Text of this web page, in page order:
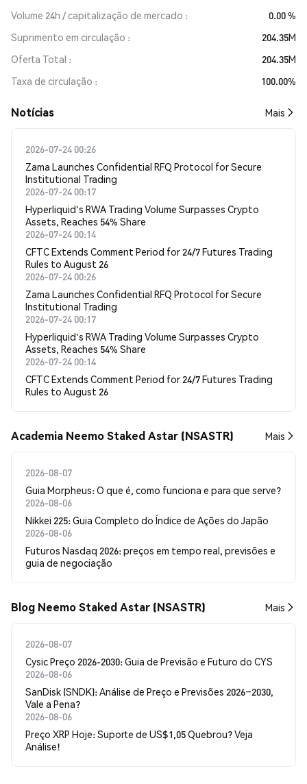
Volume 24h / capitalização de mercado
0.00 %
Suprimento em circulação
204.35M
Oferta Total
204.35M
Taxa de circulação
100.00%
​​Notícias​​ Mais
2026-07-24 00:26
Zama Launches Confidential RFQ Protocol for Secure
Institutional Trading
2026-07-24 00:17
Hyperliquid's RWA Trading Volume Surpasses Crypto
Assets, Reaches 54% Share
2026-07-24 00:14
CFTC Extends Comment Period for 24/7 Futures Trading
Rules to August 26
2026-07-24 00:26
Zama Launches Confidential RFQ Protocol for Secure
Institutional Trading
2026-07-24 00:17
Hyperliquid's RWA Trading Volume Surpasses Crypto
Assets, Reaches 54% Share
2026-07-24 00:14
CFTC Extends Comment Period for 24/7 Futures Trading
Rules to August 26
Academia Neemo Staked Astar (NSASTR) Mais
2026-08-07
Guia Morpheus: O que é, como funciona e para que serve?
2026-08-06
Nikkei 225: Guia Completo do Índice de Ações do Japão
2026-08-06
Futuros Nasdaq 2026: preços em tempo real, previsões e
guia de negociação
Blog Neemo Staked Astar (NSASTR) Mais
2026-08-07
Cysic Preço 2026-2030: Guia de Previsão e Futuro do CYS
2026-08-06
SanDisk (SNDK): Análise de Preço e Previsões 2026–2030,
Vale a Pena?
2026-08-06
Preço XRP Hoje: Suporte de US$1,05 Quebrou? Veja
Análise!